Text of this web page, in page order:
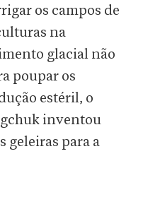
os campos de
na
glacial não
poupar os
estéril, o
inventou
geleiras para a